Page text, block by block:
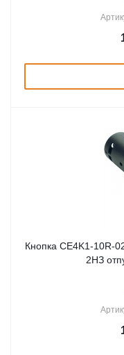
Кнопка CE4K1-10R-
2НЗ